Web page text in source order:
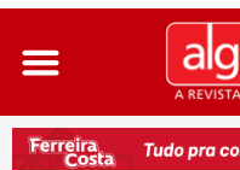
Ir
para
conteúdo